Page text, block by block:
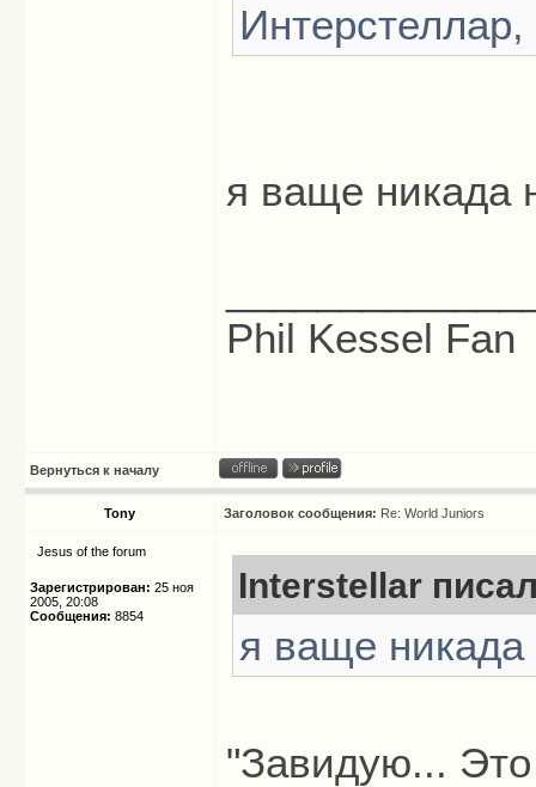
я ваще никада
Phil Kessel Fan
Вернуться к началу
Tony Заголовок сообщения: Re: World Juniors
Jesus of the forum
Зарегистрирован: 25 ноя
2005, 20:08
Сообщения: 8854
Interstellar
я ваще никада
"Завидую...